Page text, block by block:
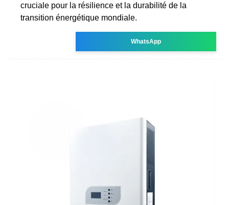
cruciale pour la résilience et la durabilité de la
transition énergétique mondiale.
WhatsApp